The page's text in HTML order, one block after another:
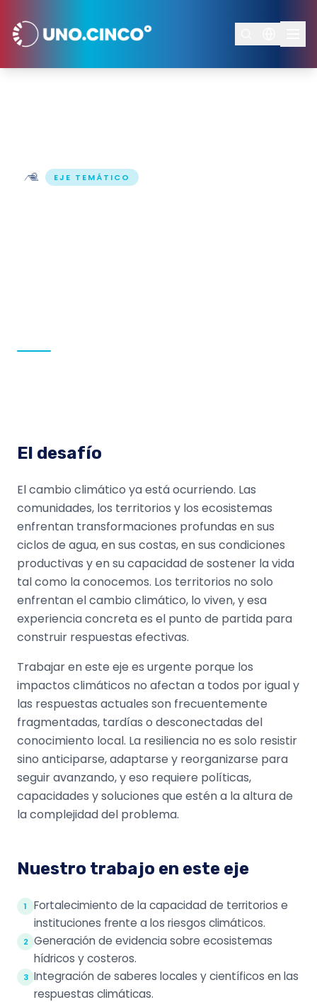
EJE TEMÁTICO
El desafío
El cambio climático ya está ocurriendo. Las
comunidades, los territorios y los ecosistemas
enfrentan transformaciones profundas en sus
ciclos de agua, en sus costas, en sus condiciones
productivas y en su capacidad de sostener la vida
tal como la conocemos. Los territorios no solo
enfrentan el cambio climático, lo viven, y esa
experiencia concreta es el punto de partida para
construir respuestas efectivas.
Trabajar en este eje es urgente porque los
impactos climáticos no afectan a todos por igual y
las respuestas actuales son frecuentemente
fragmentadas, tardías o desconectadas del
conocimiento local. La resiliencia no es solo resistir
sino anticiparse, adaptarse y reorganizarse para
seguir avanzando, y eso requiere políticas,
capacidades y soluciones que estén a la altura de
la complejidad del problema.
Nuestro trabajo en este eje
1
Fortalecimiento de la capacidad de territorios e
instituciones frente a los riesgos climáticos.
2 Generación de evidencia sobre ecosistemas
hídricos y costeros.
3 Integración de saberes locales y científicos en las
respuestas climáticas.